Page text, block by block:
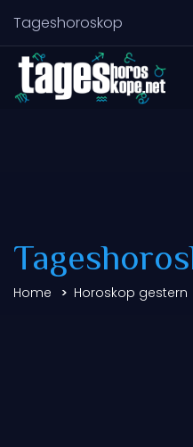
Tageshoroskop
Home Horoskop gestern